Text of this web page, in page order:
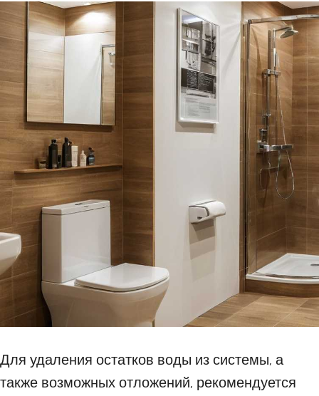
Для удаления остатков воды из системы, а
также возможных отложений, рекомендуется